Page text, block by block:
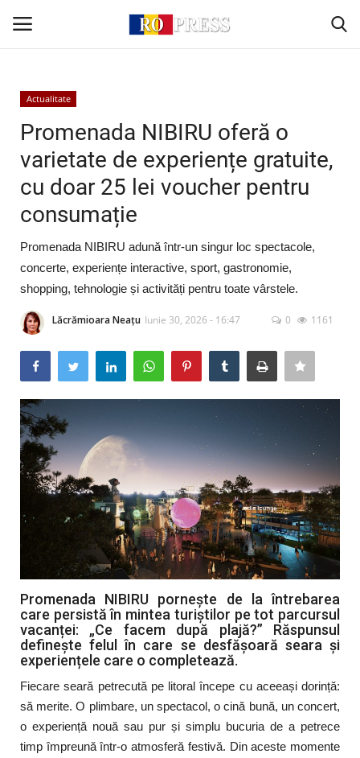
Conectare
Acasă
Intern
Extern
Politică
Socio-Economic
Monden
Sănătate
Turism
Actualitate
Promenada NIBIRU oferă o
varietate de experiențe gratuite,
cu doar 25 lei voucher pentru
consumație
Promenada NIBIRU adună într-un singur loc spectacole,
concerte, experiențe interactive, sport, gastronomie,
shopping, tehnologie și activități pentru toate vârstele.
Lăcrămioara Neațu Iunie 30, 2026 - 16:47 0 1161
Promenada NIBIRU pornește de la întrebarea
care persistă în mintea turiștilor pe tot parcursul
vacanței: „Ce facem după plajă?” Răspunsul
definește felul în care se desfășoară seara și
experiențele care o completează.
Fiecare seară petrecută pe litoral începe cu aceeași dorință:
să merite. O plimbare, un spectacol, o cină bună, un concert,
o experiență nouă sau pur și simplu bucuria de a petrece
timp împreună într-o atmosferă festivă. Din aceste momente